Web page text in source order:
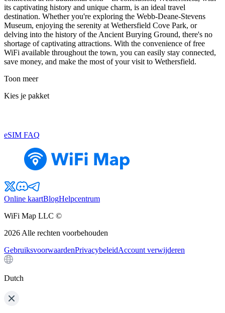
its captivating history and unique charm, is an ideal travel
destination. Whether you're exploring the Webb-Deane-Stevens
Museum, enjoying the serenity at Wethersfield Cove Park, or
delving into the history of the Ancient Burying Ground, there's no
shortage of captivating attractions. With the convenience of free
WiFi available throughout the town, you can easily stay connected,
save money, and make the most of your visit to Wethersfield.
Toon meer
Kies je pakket
eSIM FAQ
Online kaartBlogHelpcentrum
WiFi Map LLC ©
2026 Alle rechten voorbehouden
GebruiksvoorwaardenPrivacybeleidAccount verwijderen
Dutch